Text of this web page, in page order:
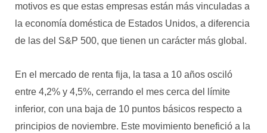
motivos es que estas empresas están más vinculadas a
la economía doméstica de Estados Unidos, a diferencia
de las del S&P 500, que tienen un carácter más global.
En el mercado de renta fija, la tasa a 10 años osciló
entre 4,2% y 4,5%, cerrando el mes cerca del límite
inferior, con una baja de 10 puntos básicos respecto a
principios de noviembre. Este movimiento benefició a la